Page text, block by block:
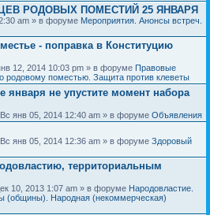
РОДОВЫХ ПОМЕСТИЙ 25 ЯНВАРЯ
am » в форуме Мероприятия. Анонсы встреч.
- поправка в Конституцию
12, 2014 10:03 pm » в форуме Правовые
родовому поместью. Защита против клеветы
января не упустите момент набора
янв 05, 2014 12:40 am » в форуме Объявления
янв 05, 2014 12:36 am » в форуме Здоровый
территориальным
10, 2013 1:07 am » в форуме Народовластие.
(общины). Народная (некоммерческая)